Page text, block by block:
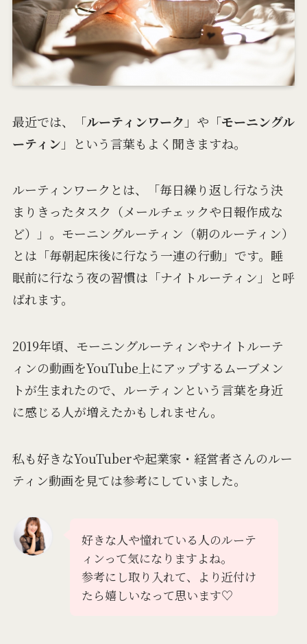
最近では、「ルーティンワーク 」や「モーニングル
ーティン 」という言葉もよく聞きますね。
ルーティンワークとは、「毎日繰り返し行なう決
まりきったタスク（メールチェックや日報作成な
ど）」。モーニングルーティン（朝のルーティン）
とは「毎朝起床後に行なう一連の行動」です。睡
眠前に行なう夜の習慣は「ナイトルーティン」と呼
ばれます。
2019年頃、モーニングルーティンやナイトルーテ
ィンの動画をYouTube上にアップするムーブメン
トが生まれたので、ルーティンという言葉を身近
に感じる人が増えたかもしれません。
私も好きなYouTuberや起業家・経営者さんのルー
ティン動画を見ては参考にしていました。
好きな人や憧れている人のルーテ
ィンって気になりますよね。
参考にし取り入れて、より近付け
たら嬉しいなって思います♡